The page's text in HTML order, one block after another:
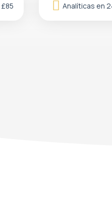
Analíticas en